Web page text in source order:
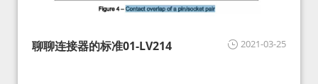
2021-03-25
聊聊连接器的标准01-LV214